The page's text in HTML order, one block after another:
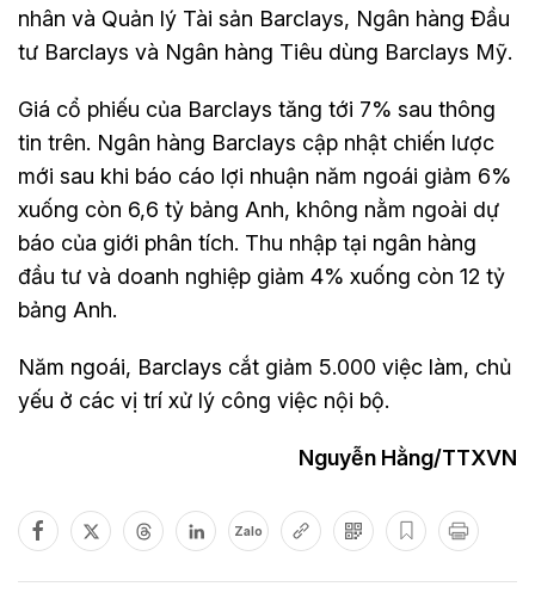
nhân và Quản lý Tài sản Barclays, Ngân hàng Đầu
tư Barclays và Ngân hàng Tiêu dùng Barclays Mỹ.
Giá cổ phiếu của Barclays tăng tới 7% sau thông
tin trên. Ngân hàng Barclays cập nhật chiến lược
mới sau khi báo cáo lợi nhuận năm ngoái giảm 6%
xuống còn 6,6 tỷ bảng Anh, không nằm ngoài dự
báo của giới phân tích. Thu nhập tại ngân hàng
đầu tư và doanh nghiệp giảm 4% xuống còn 12 tỷ
bảng Anh.
Năm ngoái, Barclays cắt giảm 5.000 việc làm, chủ
yếu ở các vị trí xử lý công việc nội bộ.
Nguyễn Hằng/TTXVN
Zalo